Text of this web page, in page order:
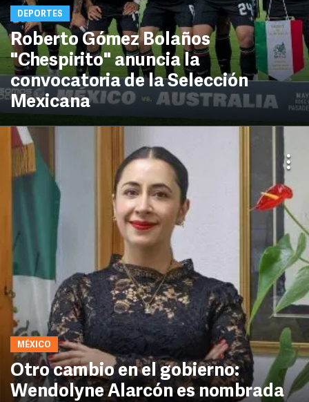
DEPORTES
Roberto Gómez Bolaños
"Chespirito" anuncia la
convocatoria de la Selección
Mexicana
MÉXICO
Otro cambio en el gobierno:
Wendolyne Alarcón es nombrada